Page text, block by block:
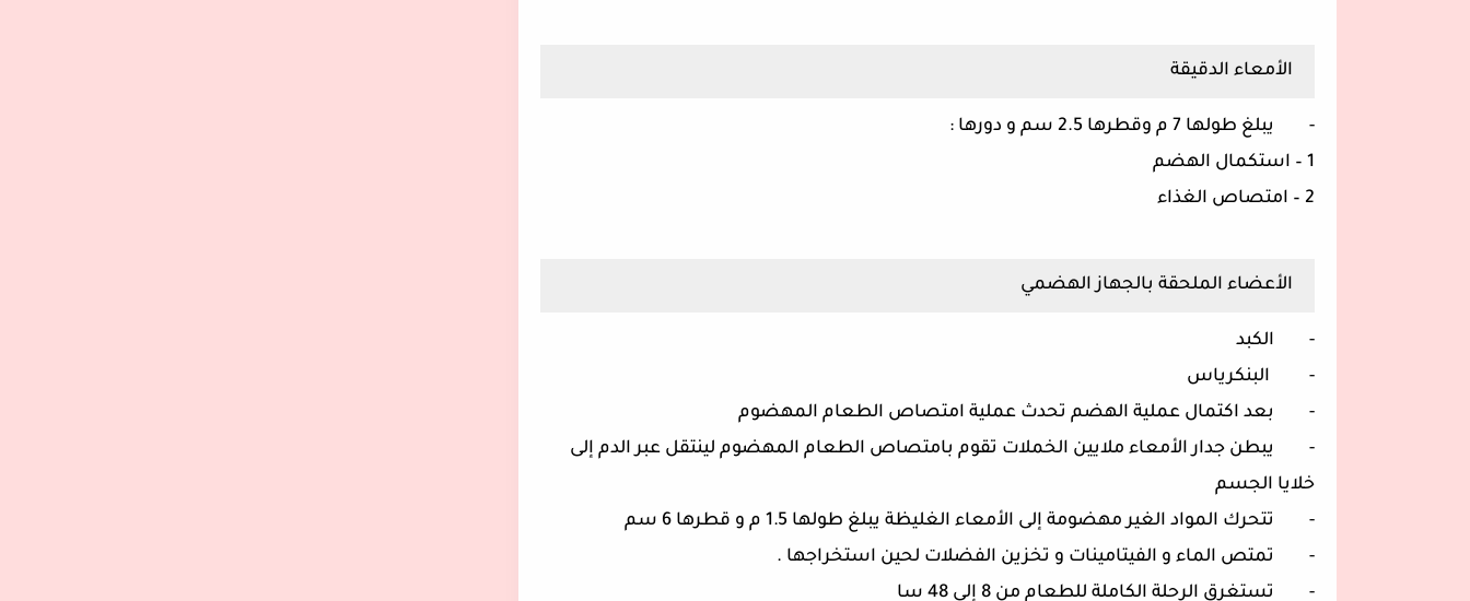
الأمعاء الدقيقة
- يبلغ طولها 7 م وقطرها 2.5 سم و دورها :
1 – استكمال الهضم
2 – امتصاص الغذاء
الأعضاء الملحقة بالجهاز الهضمي
- الكبد
- البنكرياس
- بعد اكتمال عملية الهضم تحدث عملية امتصاص الطعام المهضوم
- يبطن جدار الأمعاء ملايين الخملات تقوم بامتصاص الطعام المهضوم لينتقل عبر الدم إلى
خلايا الجسم
- تتحرك المواد الغير مهضومة إلى الأمعاء الغليظة يبلغ طولها 1.5 م و قطرها 6 سم
- تمتص الماء و الفيتامينات و تخزين الفضلات لحين استخراجها .
- تستغرق الرحلة الكاملة للطعام من 8 إلى 48 سا